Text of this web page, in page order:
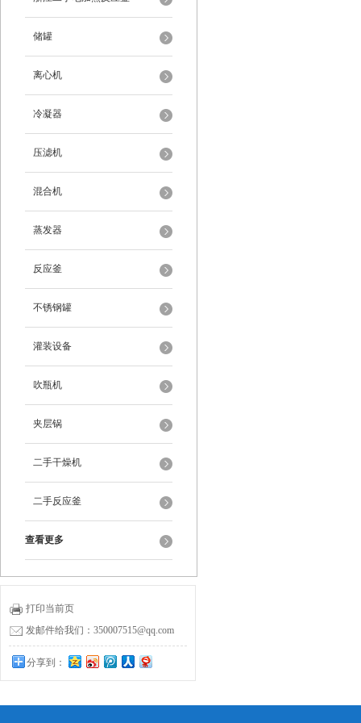
储罐
离心机
冷凝器
压滤机
混合机
蒸发器
反应釜
不锈钢罐
灌装设备
吹瓶机
夹层锅
二手干燥机
二手反应釜
查看更多
打印当前页
发邮件给我们：350007515@qq.com
分享到：